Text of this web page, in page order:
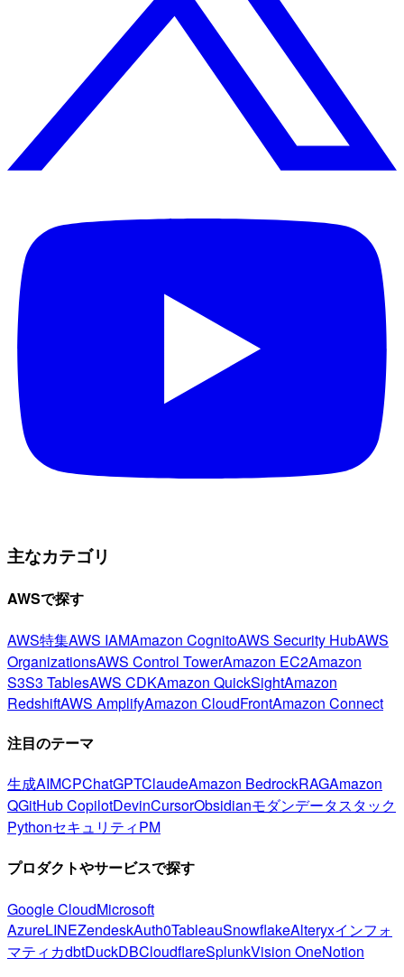
主なカテゴリ
AWSで探す
AWS特集AWS IAMAmazon CognitoAWS Security HubAWS
OrganizationsAWS Control TowerAmazon EC2Amazon
S3S3 TablesAWS CDKAmazon QuickSightAmazon
RedshiftAWS AmplifyAmazon CloudFrontAmazon Connect
注目のテーマ
生成AIMCPChatGPTClaudeAmazon BedrockRAGAmazon
QGitHub CopilotDevinCursorObsidianモダンデータスタック
PythonセキュリティPM
プロダクトやサービスで探す
Google CloudMicrosoft
AzureLINEZendeskAuth0TableauSnowflakeAlteryxインフォ
マティカdbtDuckDBCloudflareSplunkVision OneNotion